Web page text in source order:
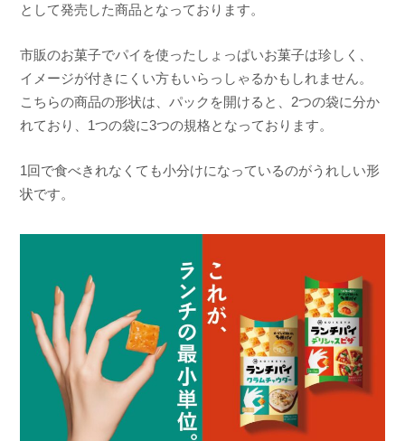
として発売した商品となっております。
市販のお菓子でパイを使ったしょっぱいお菓子は珍しく、
イメージが付きにくい方もいらっしゃるかもしれません。
こちらの商品の形状は、パックを開けると、2つの袋に分か
れており、1つの袋に3つの規格となっております。
1回で食べきれなくても小分けになっているのがうれしい形
状です。